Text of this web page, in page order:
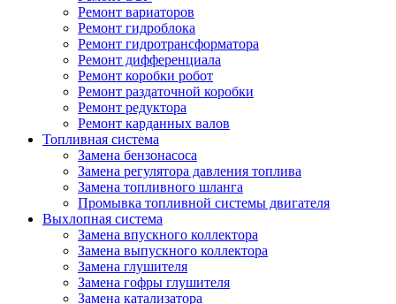
Ремонт вариаторов
Ремонт гидроблока
Ремонт гидротрансформатора
Ремонт дифференциала
Ремонт коробки робот
Ремонт раздаточной коробки
Ремонт редуктора
Ремонт карданных валов
Топливная система
Замена бензонасоса
Замена регулятора давления топлива
Замена топливного шланга
Промывка топливной системы двигателя
Выхлопная система
Замена впускного коллектора
Замена выпускного коллектора
Замена глушителя
Замена гофры глушителя
Замена катализатора